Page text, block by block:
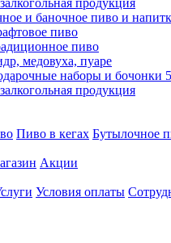
продукция
и баночное пиво и
пиво
пиво
медовуха, пуаре
наборы и бочонки
продукция
Пиво в кегах Бутылочное
Акции
Условия оплаты